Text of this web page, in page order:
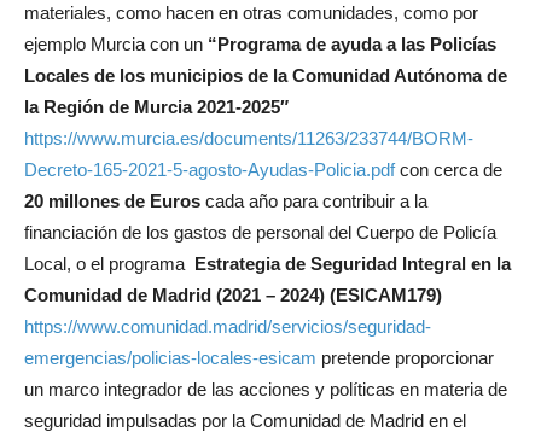
materiales, como hacen en otras comunidades, como por
ejemplo Murcia con un “Programa de ayuda a las Policías
Locales de los municipios de la Comunidad Autónoma de
la Región de Murcia 2021-2025″
https://www.murcia.es/documents/11263/233744/BORM-
Decreto-165-2021-5-agosto-Ayudas-Policia.pdfcon cerca de
20 millones de Euros cada año para contribuir a la
financiación de los gastos de personal del Cuerpo de Policía
Local, o el programa Estrategia de Seguridad Integral en la
Comunidad de Madrid (2021 – 2024) (ESICAM179)
https://www.comunidad.madrid/servicios/seguridad-
emergencias/policias-locales-esicam pretende proporcionar
un marco integrador de las acciones y políticas en materia de
seguridad impulsadas por la Comunidad de Madrid en el